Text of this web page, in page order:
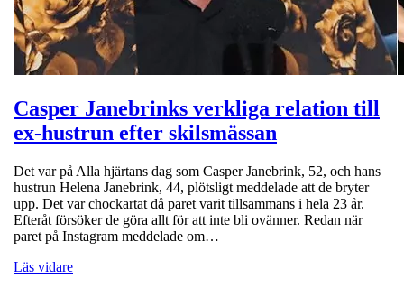
Casper Janebrinks verkliga relation till
ex-hustrun efter skilsmässan
Det var på Alla hjärtans dag som Casper Janebrink, 52, och hans
hustrun Helena Janebrink, 44, plötsligt meddelade att de bryter
upp. Det var chockartat då paret varit tillsammans i hela 23 år.
Efteråt försöker de göra allt för att inte bli ovänner. Redan när
paret på Instagram meddelade om…
Läs vidare